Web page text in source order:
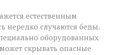
естественным
нередко случаются беды.
оборудованных
скрывать опасные